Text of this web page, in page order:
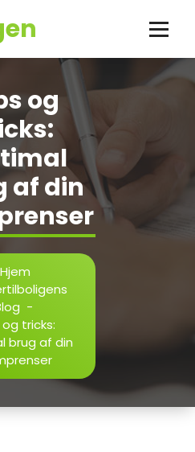
og
af din
Hjem
-
og tricks:
brug af din